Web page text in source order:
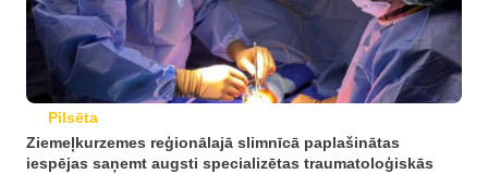
Pilsēta
Ziemeļkurzemes reģionālajā slimnīcā paplašinātas
iespējas saņemt augsti specializētas traumatoloģiskās